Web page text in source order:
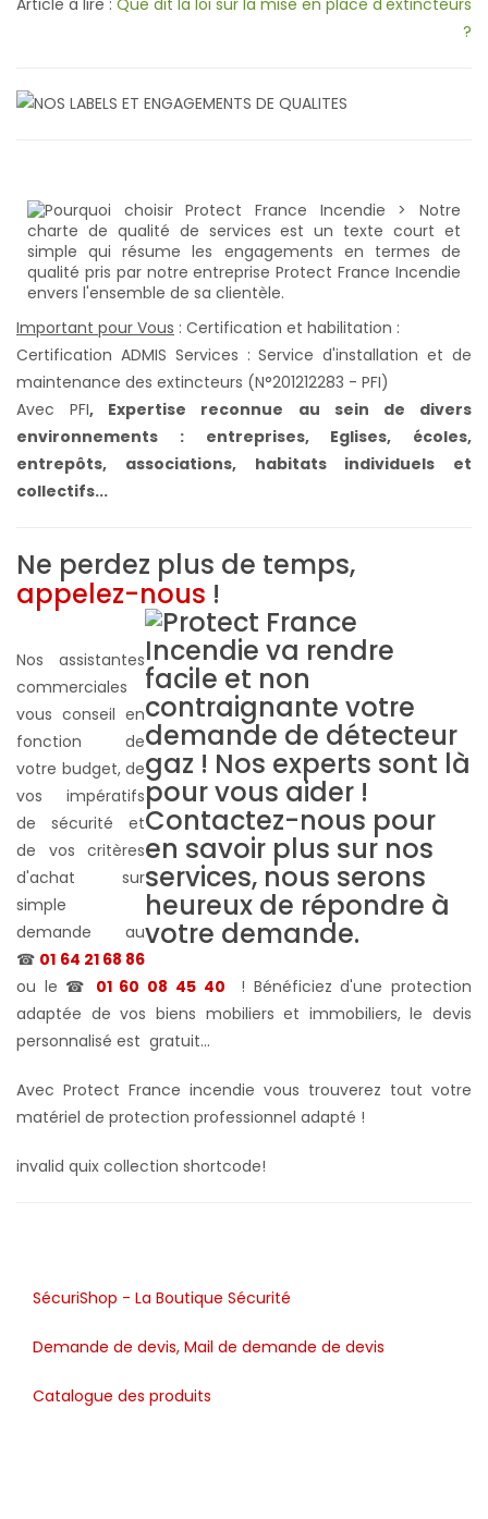
?
Important pour Vous : Certification et habilitation :
Certification ADMIS Services : Service d'installation et de
maintenance des extincteurs (N°201212283 - PFI)
Avec PFI, Expertise reconnue au sein de divers
environnements : entreprises, Eglises, écoles,
entrepôts, associations, habitats individuels et
collectifs...
Ne perdez plus de temps,
appelez-nous !
Nos assistantes
commerciales
vous conseil en
fonction de
votre budget, de
vos impératifs
de sécurité et
de vos critères
d'achat sur
simple
demande au
☎ 01 64 21 68 86
ou le ☎ 01 60 08 45 40
! Bénéficiez d'une protection
adaptée de vos biens mobiliers et immobiliers, le devis
personnalisé est gratuit...
Avec Protect France incendie vous trouverez tout votre
matériel de protection professionnel adapté !
invalid quix collection shortcode!
SécuriShop - La Boutique Sécurité
Demande de devis, Mail de demande de devis
Catalogue des produits